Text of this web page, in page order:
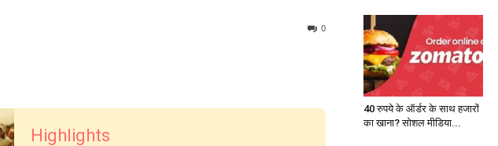
0
Highlights
40 रुपये के ऑर्डर के साथ हजारों
का खाना? सोशल मीडिया...